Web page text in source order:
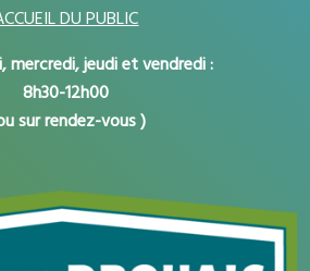
DU PUBLIC
mercredi, jeudi et vendredi :
8h30-12h00
sur rendez-vous )